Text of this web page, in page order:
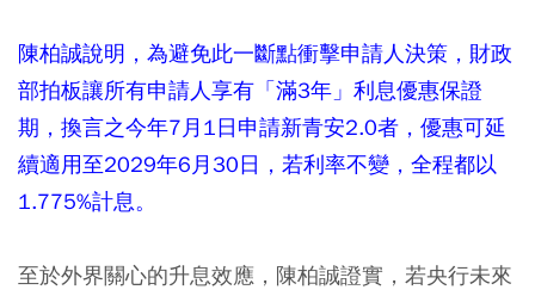
陳柏誠說明，為避免此一斷點衝擊申請人決策，財政
部拍板讓所有申請人享有「滿3年」利息優惠保證
期，換言之今年7月1日申請新青安2.0者，優惠可延
續適用至2029年6月30日，若利率不變，全程都以
1.775%計息。
至於外界關心的升息效應，陳柏誠證實，若央行未來